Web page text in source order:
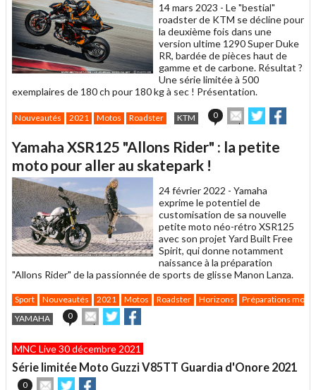
14 mars 2023 - Le "bestial"
roadster de KTM se décline pour
la deuxième fois dans une
version ultime 1290 Super Duke
RR, bardée de pièces haut de
gamme et de carbone. Résultat ?
Une série limitée à 500
exemplaires de 180 ch pour 180 kg à sec ! Présentation.
Nouveautés 2021 Motos Roadster KTM 0
Envoyer
cet
à
Partager
sur sur
Yamaha XSR125 "Allons Rider" : la petite
moto pour aller au skatepark !
24 février 2022 - Yamaha
exprime le potentiel de
customisation de sa nouvelle
petite moto néo-rétro XSR125
avec son projet Yard Built Free
Spirit, qui donne notamment
naissance à la préparation
"Allons Rider" de la passionnée de sports de glisse Manon Lanza.
Sport Nouveautés 2021 Motos Roadster Horizons
Préparations moto
YAMAHA
0
Envoyer
cet
à
un
ami
Partager
sur sur
MNC Live 30 décembre 2021
Série limitée Moto Guzzi V85TT Guardia d'Onore 2021
0
EnvoyerPartager